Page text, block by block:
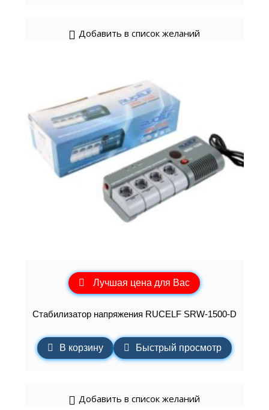
Добавить в список желаний
Лучшая цена для Вас
Стабилизатор напряжения RUCELF SRW-1500-D
В корзину Быстрый просмотр
Добавить в список желаний